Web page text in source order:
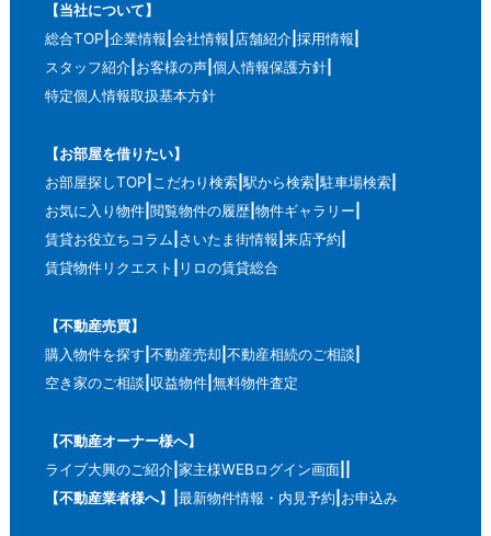
【当社について】
総合TOP 企業情報 会社情報 店舗紹介 採用情報
スタッフ紹介 お客様の声 個人情報保護方針
特定個人情報取扱基本方針
【お部屋を借りたい】
お部屋探しTOP こだわり検索 駅から検索 駐車場検索
お気に入り物件 閲覧物件の履歴 物件ギャラリー
賃貸お役立ちコラム さいたま街情報 来店予約
賃貸物件リクエスト
リロの賃貸総合
【不動産売買】
購入物件を探す 不動産売却 不動産相続のご相談
空き家のご相談 収益物件 無料物件査定
【不動産オーナー様へ】
ライブ大興のご紹介 家主様WEBログイン画面
【不動産業者様へ】
最新物件情報・内見予約 お申込み